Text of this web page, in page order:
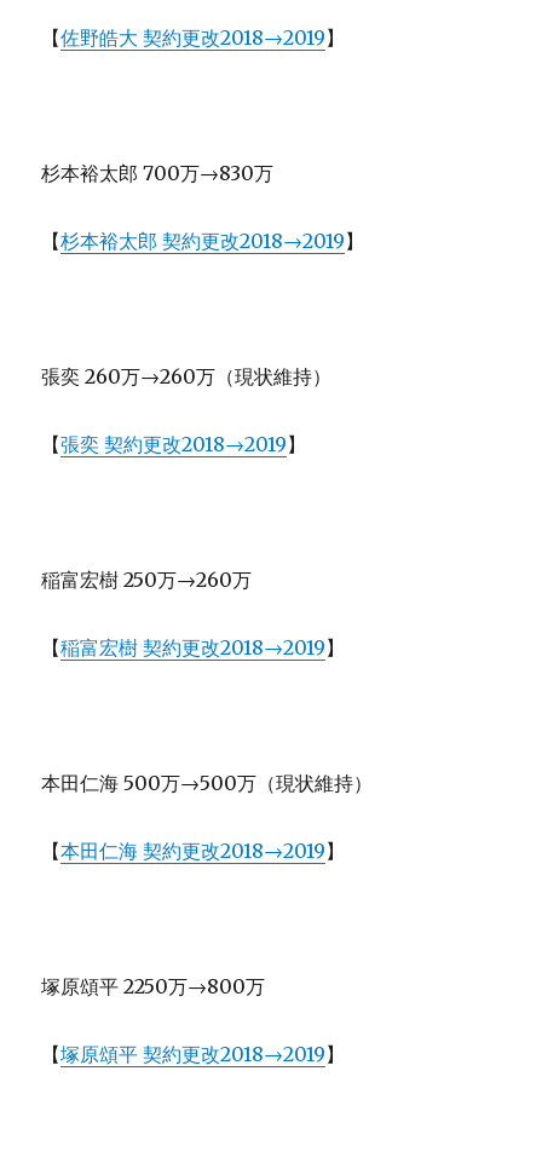
【佐野皓大 契約更改2018→2019】
杉本裕太郎 700万→830万
【杉本裕太郎 契約更改2018→2019】
張奕 260万→260万（現状維持）
【張奕 契約更改2018→2019】
稲富宏樹 250万→260万
【稲富宏樹 契約更改2018→2019】
本田仁海 500万→500万（現状維持）
【本田仁海 契約更改2018→2019】
塚原頌平 2250万→800万
【塚原頌平 契約更改2018→2019】